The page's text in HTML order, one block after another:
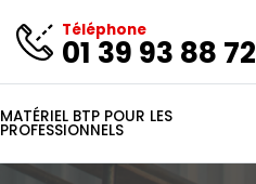
Téléphone
01 39 93 88 72
MATÉRIEL BTP POUR LES
PROFESSIONNELS